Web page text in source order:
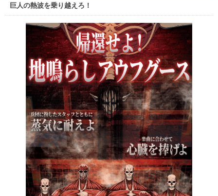
巨人の熱波を乗り越えろ！